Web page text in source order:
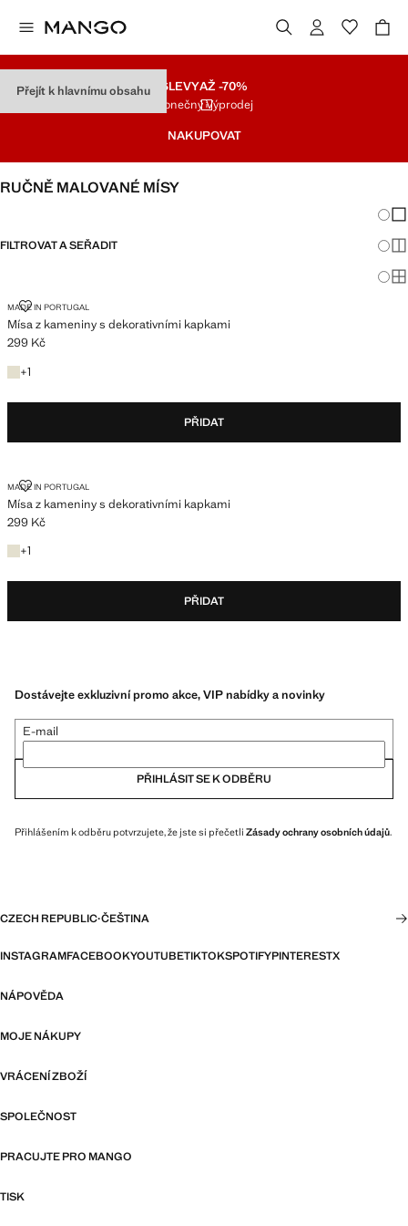
Přejít k hlavnímu obsahu SLEVYAŽ -70%
Konečný Výprodej
NAKUPOVAT
RUČNĚ MALOVANÉ MÍSY
FILTROVAT A SEŘADIT
MADE IN PORTUGAL
Mísa z kameniny s dekorativními kapkami
MÍSA Z KAMENINY S DEKORATIVNÍMI KAPKAMI
Aktuální cena [299 Kč ]
299 Kč
+1
+1 barva
PŘIDAT
MADE IN PORTUGAL
Mísa z kameniny s dekorativními kapkami
MÍSA Z KAMENINY S DEKORATIVNÍMI KAPKAMI
Aktuální cena [299 Kč ]
299 Kč
+1
+1 barva
PŘIDAT
Dostávejte exkluzivní promo akce, VIP nabídky a novinky
E-mail
PŘIHLÁSIT SE K ODBĚRU
Přihlášením k odběru potvrzujete, že jste si přečetli Zásady ochrany osobních údajů.
CZECH REPUBLIC·ČEŠTINA
INSTAGRAMFACEBOOKYOUTUBETIKTOKSPOTIFYPINTERESTX
NÁPOVĚDA
MOJE NÁKUPY
VRÁCENÍ ZBOŽÍ
SPOLEČNOST
PRACUJTE PRO MANGO
TISK